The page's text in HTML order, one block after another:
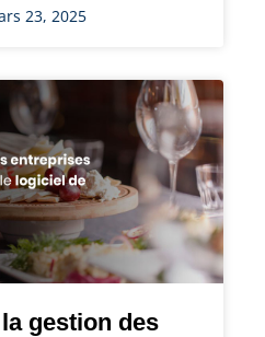
23, 2025
gestion des